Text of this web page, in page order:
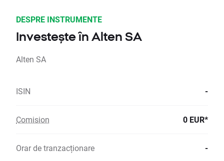
DESPRE INSTRUMENTE
Investește în Alten SA
Alten SA
ISIN -
Comision 0 EUR*
Orar de tranzacționare -